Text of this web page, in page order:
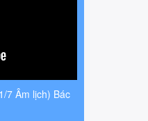
7 Âm lịch) Bác